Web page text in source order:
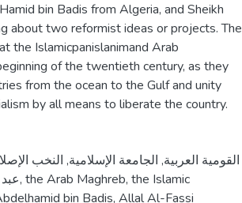
bin Badis from Algeria, and Sheikh
about two reformist ideas or projects. The
the Islamicpanislanimand Arab
of the twentieth century, as they
from the ocean to the Gulf and unity
by all means to liberate the country.
القومية العربية, الجامعة الإسلامية, النخب
, the Arab Maghreb, the Islamic
bin Badis, Allal Al-Fassi